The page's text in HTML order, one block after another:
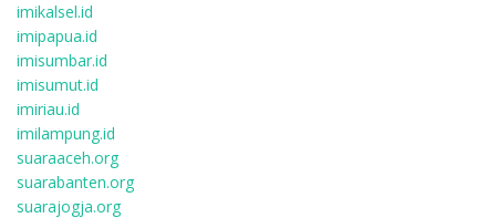
imikalsel.id
imipapua.id
imisumbar.id
imisumut.id
imiriau.id
imilampung.id
suaraaceh.org
suarabanten.org
suarajogja.org